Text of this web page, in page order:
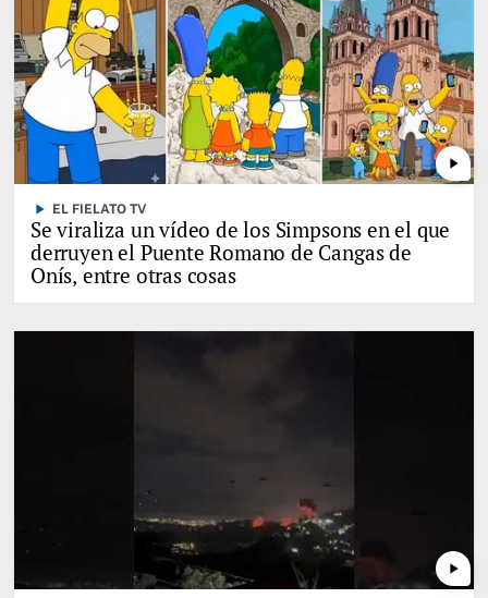
play_arrow
play_arrow EL FIELATO TV
Se viraliza un vídeo de los Simpsons en el que
derruyen el Puente Romano de Cangas de
Onís, entre otras cosas
play_arrow